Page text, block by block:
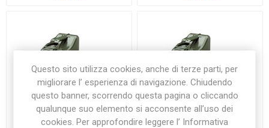
Questo sito utilizza cookies, anche di terze parti, per
migliorare l’ esperienza di navigazione. Chiudendo
questo banner, scorrendo questa pagina o cliccando
qualunque suo elemento si acconsente all’uso dei
cookies. Per approfondire leggere l’ Informativa